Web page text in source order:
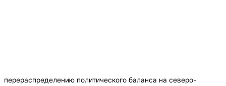
перераспределению политического баланса на северо-